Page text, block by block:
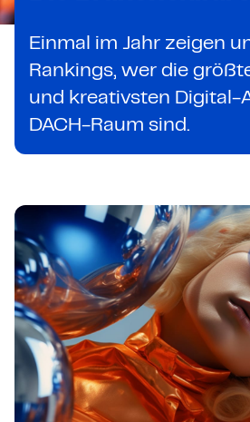
Einmal im Jahr zeigen
Rankings, wer die
und kreativsten Digital-
DACH-Raum sind.